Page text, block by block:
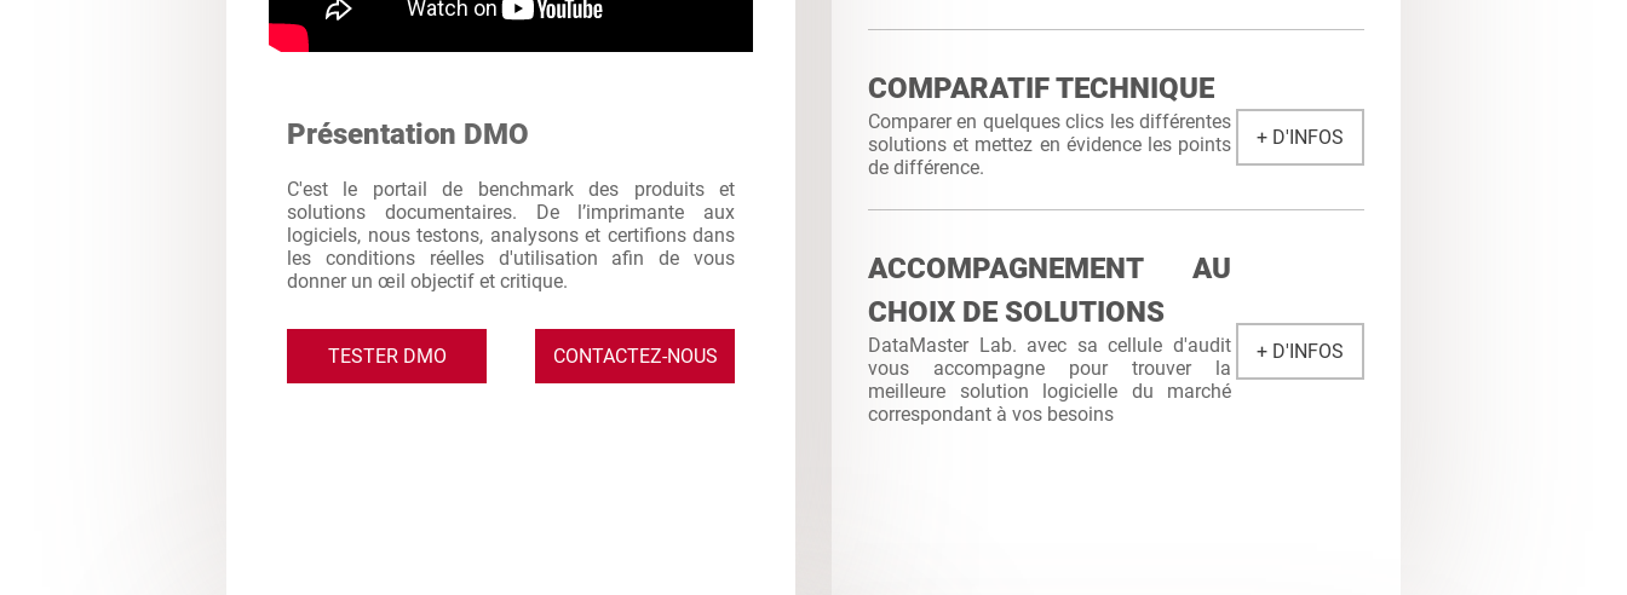
Présentation DMO
C'est le portail de benchmark des produits et
solutions documentaires. De l’imprimante aux
logiciels, nous testons, analysons et certifions dans
les conditions réelles d'utilisation afin de vous
donner un œil objectif et critique.
TESTER DMO CONTACTEZ-NOUS
COMPARATIF TECHNIQUE
Comparer en quelques clics les différentes
solutions et mettez en évidence les points
de différence.
+ D'INFOS
ACCOMPAGNEMENT AU
CHOIX DE SOLUTIONS
DataMaster Lab. avec sa cellule d'audit
vous accompagne pour trouver la
meilleure solution logicielle du marché
correspondant à vos besoins
+ D'INFOS